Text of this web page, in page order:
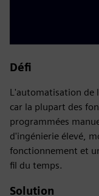
Défi
L'automatisation de
car la plupart des
programmées
d'ingénierie élevé,
fonctionnement et
fil du temps.
Solution